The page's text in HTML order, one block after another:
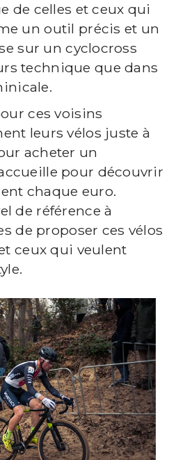
de celles et ceux qui
un outil précis et un
sur un cyclocross
technique que dans
ces voisins
leurs vélos juste à
acheter un
pour découvrir
chaque euro.
de référence à
de proposer ces vélos
ceux qui veulent